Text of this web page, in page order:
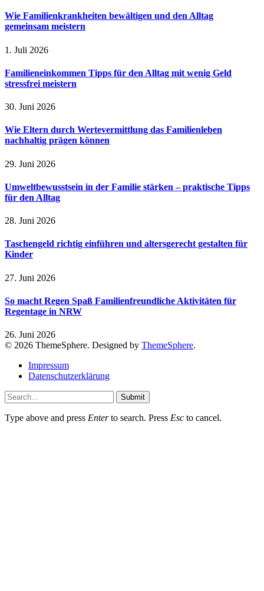
Wie Familienkrankheiten bewältigen und den Alltag
gemeinsam meistern
1. Juli 2026
Familieneinkommen Tipps für den Alltag mit wenig Geld
stressfrei meistern
30. Juni 2026
Wie Eltern durch Wertevermittlung das Familienleben
nachhaltig prägen können
29. Juni 2026
Umweltbewusstsein in der Familie stärken – praktische Tipps
für den Alltag
28. Juni 2026
Taschengeld richtig einführen und altersgerecht gestalten für
Kinder
27. Juni 2026
So macht Regen Spaß Familienfreundliche Aktivitäten für
Regentage in NRW
26. Juni 2026
© 2026 ThemeSphere. Designed by ThemeSphere.
Impressum
Datenschutzerklärung
Submit
Type above and press Enterto search. Press Esc to cancel.